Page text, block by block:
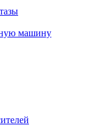
машину